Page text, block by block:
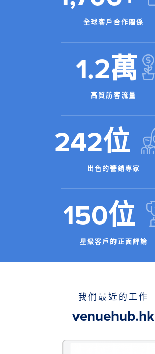
全球客戶合作關係
1.2萬
高質訪客流量
242位
岀色的營銷專家
150位
星級客戶的正面評論
我們最近的工作
venuehub.hk